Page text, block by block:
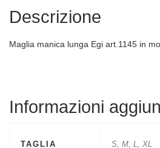
Descrizione
Maglia manica lunga Egi art.1145 in
Informazioni
TAGLIA S, M, L, XL